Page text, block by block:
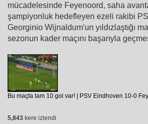
mücadelesinde Feyenoord, saha
şampiyonluk hedefleyen ezeli rakibi
Georginio Wijnaldum'un yıldızlaştığı
sezonun kader maçını başarıyla
Bu maçta tam 10 gol var! | PSV Eindhoven 10-0
5,843 kere izlendi